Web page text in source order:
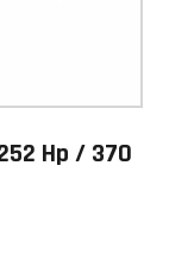
Hp / 370